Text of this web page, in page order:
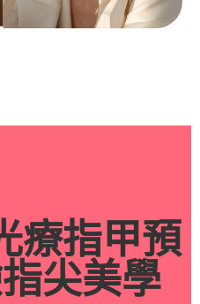
療指甲預
尖美學